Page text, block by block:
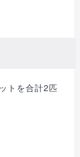
トを合計2匹